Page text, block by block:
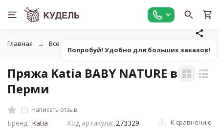
Главная Все для вязания
Пряжа Katia BABY NATURE в
Перми
Написать отзыв
Бренд: Katia Код артикула: 273329 К сравнению
Попробуй! Удобно для больших заказов!